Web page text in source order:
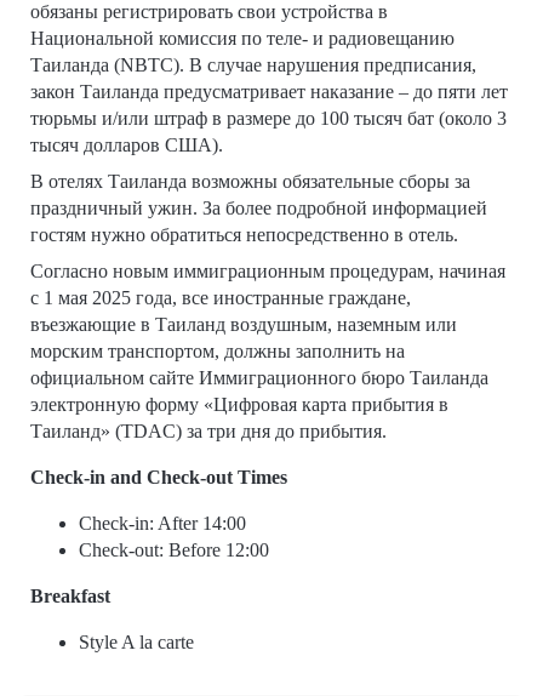
обязаны регистрировать свои устройства в
Национальной комиссия по теле- и радиовещанию
Таиланда (NBTC). В случае нарушения предписания,
закон Таиланда предусматривает наказание – до пяти лет
тюрьмы и/или штраф в размере до 100 тысяч бат (около 3
тысяч долларов США).
В отелях Таиланда возможны обязательные сборы за
праздничный ужин. За более подробной информацией
гостям нужно обратиться непосредственно в отель.
Согласно новым иммиграционным процедурам, начиная
с 1 мая 2025 года, все иностранные граждане,
въезжающие в Таиланд воздушным, наземным или
морским транспортом, должны заполнить на
официальном сайте Иммиграционного бюро Таиланда
электронную форму «Цифровая карта прибытия в
Таиланд» (TDAC) за три дня до прибытия.
Check-in and Check-out Times
Check-in: After 14:00
Check-out: Before 12:00
Breakfast
Style A la carte